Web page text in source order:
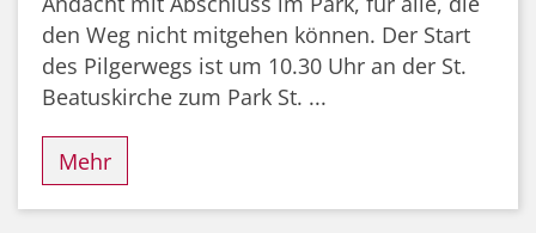
den Weg nicht mitgehen können. Der Start
des Pilgerwegs ist um 10.30 Uhr an der St.
Beatuskirche zum Park St. ...
Mehr